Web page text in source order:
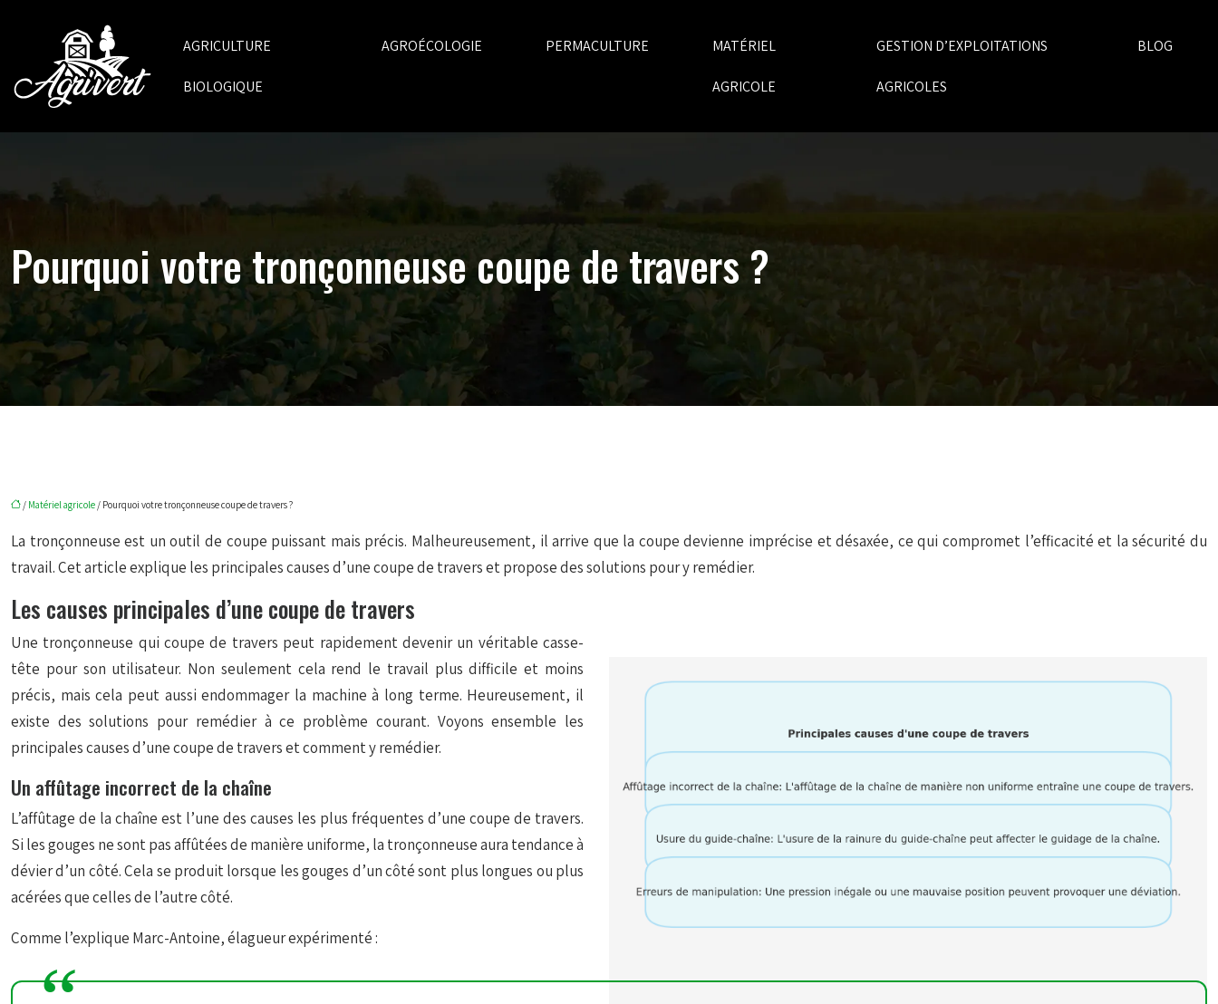
AGRICULTURE
BIOLOGIQUE
AGROÉCOLOGIE PERMACULTURE MATÉRIEL
AGRICOLE
GESTION D’EXPLOITATIONS
AGRICOLES
BLOG
Pourquoi votre tronçonneuse coupe de travers ?
/ Matériel agricole / Pourquoi votre tronçonneuse coupe de travers ?
La tronçonneuse est un outil de coupe puissant mais précis. Malheureusement, il arrive que la coupe devienne imprécise et désaxée, ce qui compromet l’efficacité et la sécurité du
travail. Cet article explique les principales causes d’une coupe de travers et propose des solutions pour y remédier.
Les causes principales d’une coupe de travers
Une tronçonneuse qui coupe de travers peut rapidement devenir un véritable casse-
tête pour son utilisateur. Non seulement cela rend le travail plus difficile et moins
précis, mais cela peut aussi endommager la machine à long terme. Heureusement, il
existe des solutions pour remédier à ce problème courant. Voyons ensemble les
principales causes d’une coupe de travers et comment y remédier.
Un affûtage incorrect de la chaîne
L’affûtage de la chaîne est l’une des causes les plus fréquentes d’une coupe de travers.
Si les gouges ne sont pas affûtées de manière uniforme, la tronçonneuse aura tendance à
dévier d’un côté. Cela se produit lorsque les gouges d’un côté sont plus longues ou plus
acérées que celles de l’autre côté.
Comme l’explique Marc-Antoine, élagueur expérimenté :